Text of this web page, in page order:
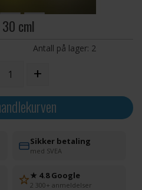
cml
Antall på lager: 2
+
Sikker betaling
med SVEA
★ 4.8 Google
2 300+ anmeldelser